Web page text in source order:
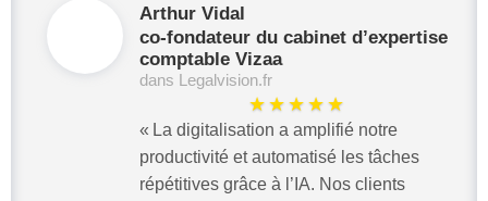
Arthur Vidal
co-fondateur du cabinet d’expertise
comptable Vizaa
dans Legalvision.fr
★★★★★
« La digitalisation a amplifié notre
productivité et automatisé les tâches
répétitives grâce à l’IA. Nos clients